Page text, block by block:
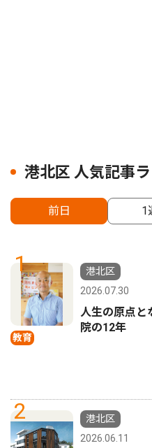
港北区 人気記事
前日 1
1
教育
港北区
2026.07.30
人生の原点
院の12年
2
港北区
2026.06.11